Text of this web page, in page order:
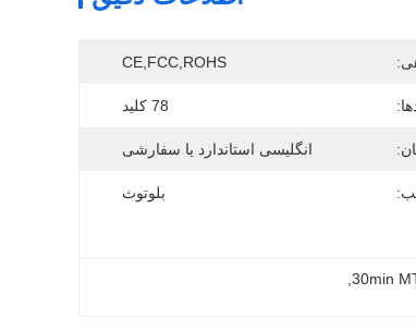
CE,FCC,ROHS
78 کلید
انگلیسی استاندارد یا سفارشی
بلوتوث
30min